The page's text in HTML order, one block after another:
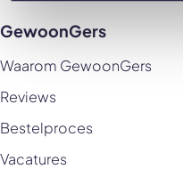
GewoonGers
Waarom GewoonGers
Reviews
Bestelproces
Vacatures